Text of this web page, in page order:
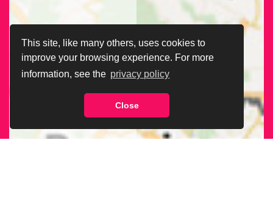
This site, like many others, uses cookies to
improve your browsing experience. For more
information, see the privacy policy
Close